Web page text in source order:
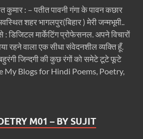
कुमार : – पतीत पावनी गंगा के पावन कछार
शहर भागलपुर(बिहार ) मेरी जन्मभूमी..
: डिजिटल मार्केटिंग प्रोफेसनल. अपने विचारों
रहने वाला एक सीधा संवेदनशील व्यक्ति हूँ.
जिन्दगी की कुछ रंगों को समेटे टूटे फूटे
My Blogs for Hindi Poems, Poetry,
M01 – BY SUJIT